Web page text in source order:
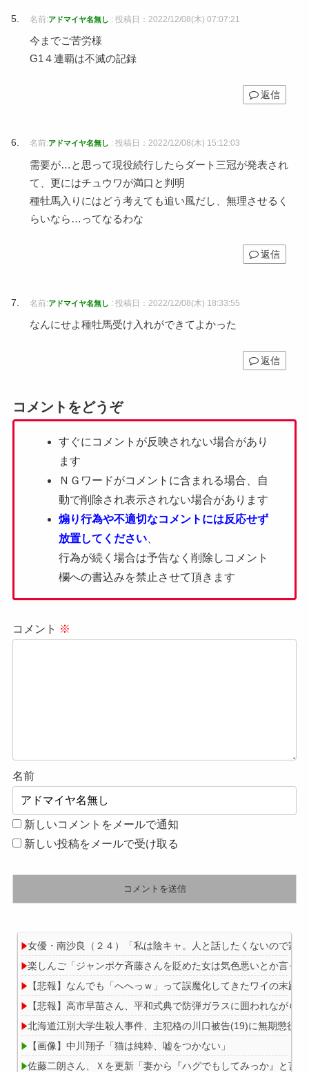
名前:アドマイヤ名無し : 投稿日：2022/12/08(木) 07:07:21
今までご苦労様
G1４連覇は不滅の記録
返信
名前:アドマイヤ名無し : 投稿日：2022/12/08(木) 15:12:03
需要が…と思って現役続行したらダート三冠が発表され
て、更にはチュウワが満口と判明
種牡馬入りにはどう考えても追い風だし、無理させるく
らいなら…ってなるわな
返信
名前:アドマイヤ名無し : 投稿日：2022/12/08(木) 18:33:55
なんにせよ種牡馬受け入れができてよかった
返信
コメントをどうぞ
すぐにコメントが反映されない場合があり
ます
ＮＧワードがコメントに含まれる場合、自
動で削除され表示されない場合があります
煽り行為や不適切なコメントには反応せず
放置してください
行為が続く場合は予告なく削除しコメント
欄への書込みを禁止させて頂きます
コメント ※
名前
新しいコメントをメールで通知
新しい投稿をメールで受け取る
女優・南沙良（２４）「私は陰キャ。人と話したくないので家
楽しんご「ジャンポケ斉藤さんを貶めた女は気色悪いとか言っ
【悲報】なんでも「へへっｗ」って誤魔化してきたワイの末路
【悲報】高市早苗さん、平和式典で防弾ガラスに囲われながら
北海道江別大学生殺人事件、主犯格の川口被告(19)に無期懲役の
【画像】中川翔子「猫は純粋、嘘をつかない」
佐藤二朗さん、Ｘを更新「妻から『ハグでもしてみっか』と言